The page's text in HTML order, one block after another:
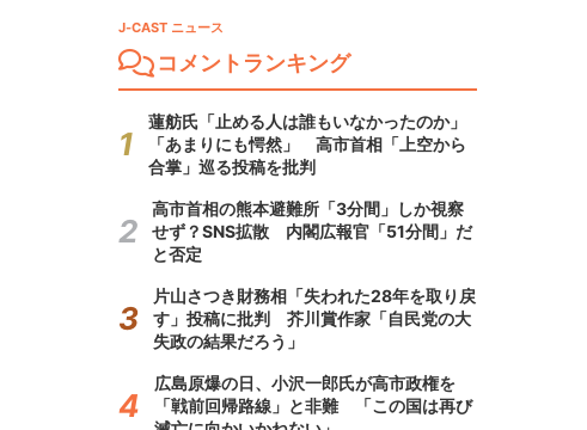
J-CAST ニュース
コメントランキング
蓮舫氏「止める人は誰もいなかったのか」
「あまりにも愕然」 高市首相「上空から
合掌」巡る投稿を批判
高市首相の熊本避難所「3分間」しか視察
せず？SNS拡散 内閣広報官「51分間」だ
と否定
片山さつき財務相「失われた28年を取り戻
す」投稿に批判 芥川賞作家「自民党の大
失政の結果だろう」
広島原爆の日、小沢一郎氏が高市政権を
「戦前回帰路線」と非難 「この国は再び